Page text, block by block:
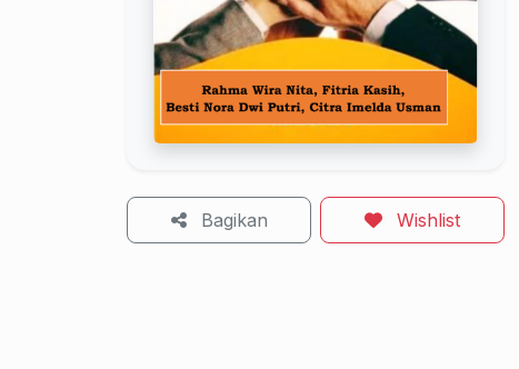
Bagikan Wishlist